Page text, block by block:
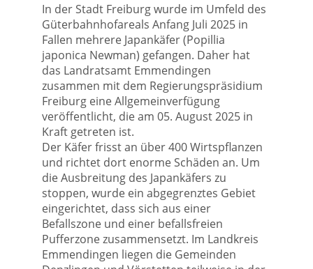
In der Stadt Freiburg wurde im Umfeld des
Güterbahnhofareals Anfang Juli 2025 in
Fallen mehrere Japankäfer (Popillia
japonica Newman) gefangen. Daher hat
das Landratsamt Emmendingen
zusammen mit dem Regierungspräsidium
Freiburg eine Allgemeinverfügung
veröffentlicht, die am 05. August 2025 in
Kraft getreten ist.
Der Käfer frisst an über 400 Wirtspflanzen
und richtet dort enorme Schäden an. Um
die Ausbreitung des Japankäfers zu
stoppen, wurde ein abgegrenztes Gebiet
eingerichtet, dass sich aus einer
Befallszone und einer befallsfreien
Pufferzone zusammensetzt. Im Landkreis
Emmendingen liegen die Gemeinden